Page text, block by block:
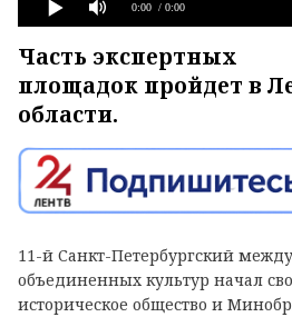
0:00 / 0:00
Часть экспертных
площадок пройдет в
области.
11-й Санкт-Петербургский
объединенных культур начал
историческое общество и